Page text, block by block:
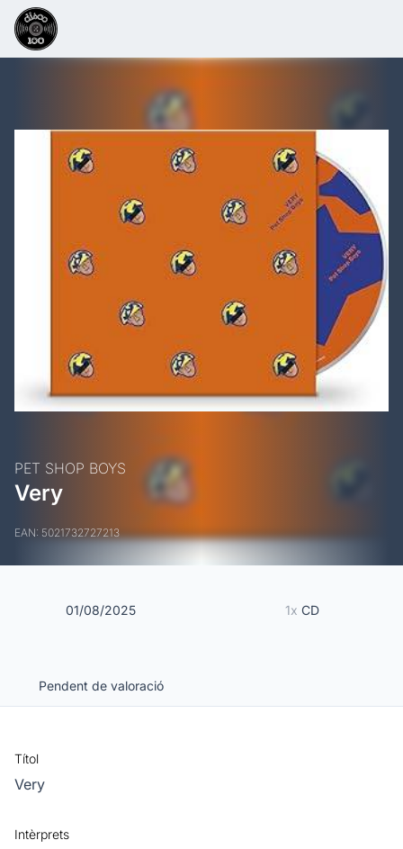
PET SHOP BOYS
Very
EAN: 5021732727213
01/08/2025 1x CD
Pendent de valoració
Títol
Very
Intèrprets